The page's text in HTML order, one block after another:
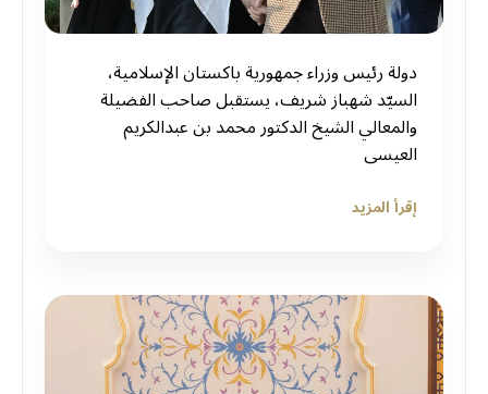
دولة رئيس وزراء جمهورية باكستان الإسلامية،
السيّد شهباز شريف، يستقبل صاحب الفضيلة
والمعالي الشيخ الدكتور محمد بن عبدالكريم
العيسى
إقرأ المزيد